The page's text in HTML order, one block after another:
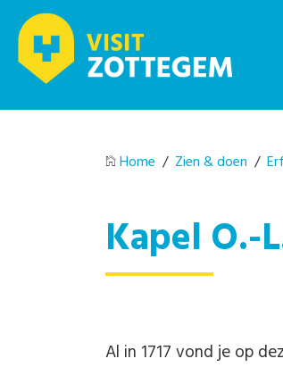
Home / Zien & doen /
Kapel O.-
Al in 1717 vond je op